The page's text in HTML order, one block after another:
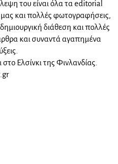
του είναι όλα τα editorial
μας και πολλές φωτογραφήσεις,
διάθεση και πολλές
και συναντά αγαπημένα
στο Ελσίνκι της Φινλανδίας.